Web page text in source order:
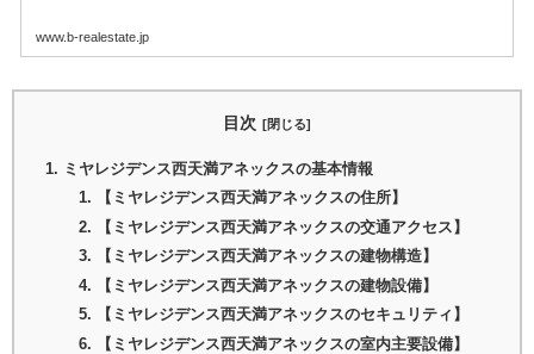
www.b-realestate.jp
目次
ミヤレジデンス西天満アネックスの基本情報
【ミヤレジデンス西天満アネックスの住所】
【ミヤレジデンス西天満アネックスの交通アクセス】
【ミヤレジデンス西天満アネックスの建物構造】
【ミヤレジデンス西天満アネックスの建物設備】
【ミヤレジデンス西天満アネックスのセキュリティ】
【ミヤレジデンス西天満アネックスの室内主要設備】